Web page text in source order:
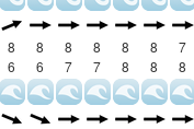
8 8 8 8 8 8
7
6 6 7 7 8 8 8